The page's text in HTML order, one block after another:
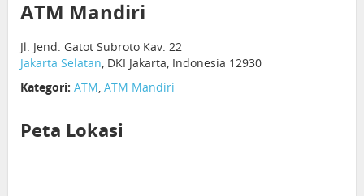
ATM Mandiri
Jl. Jend. Gatot Subroto Kav. 22
Jakarta Selatan, DKI Jakarta, Indonesia 12930
Kategori: ATM, ATM Mandiri
Peta Lokasi